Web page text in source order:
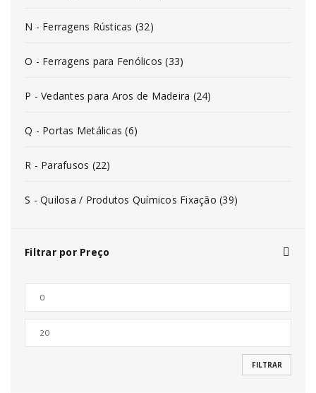
N - Ferragens Rústicas (32)
O - Ferragens para Fenólicos (33)
P - Vedantes para Aros de Madeira (24)
Q - Portas Metálicas (6)
R - Parafusos (22)
S - Quilosa / Produtos Químicos Fixação (39)
Filtrar por Preço
FILTRAR